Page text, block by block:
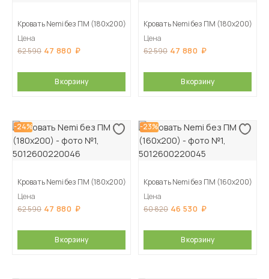
Кровать Nemi без ПМ (180х200)
Цена
62 590 47 880
В корзину
Кровать Nemi без ПМ (180х200)
Цена
62 590 47 880
В корзину
-24%
Кровать Nemi без ПМ (180х200)
Цена
62 590 47 880
В корзину
-23%
Кровать Nemi без ПМ (160х200)
Цена
60 820 46 530
В корзину